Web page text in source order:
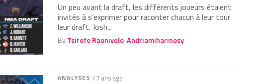
Un peu avant la draft, les différents joueurs étaient
invités à s’exprimer pour raconter chacun à leur tour
leur draft. Josh...
ByTsirofo Raonivelo-Andriamiharinosy
ANALYSES / 7 ans ago